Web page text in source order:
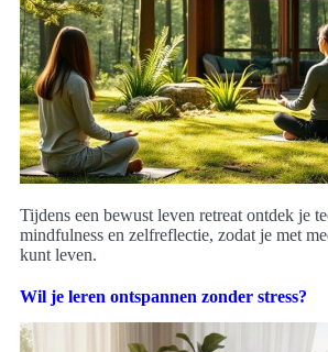
Tijdens een bewust leven retreat ontdek je
mindfulness en zelfreflectie, zodat je met
kunt leven.
Wil je leren ontspannen zonder stress?